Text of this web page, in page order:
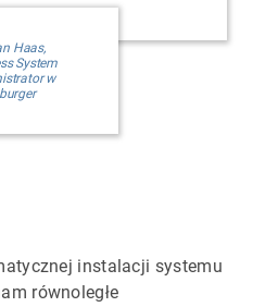
Haas,
System
w
instalacji systemu
równoległe